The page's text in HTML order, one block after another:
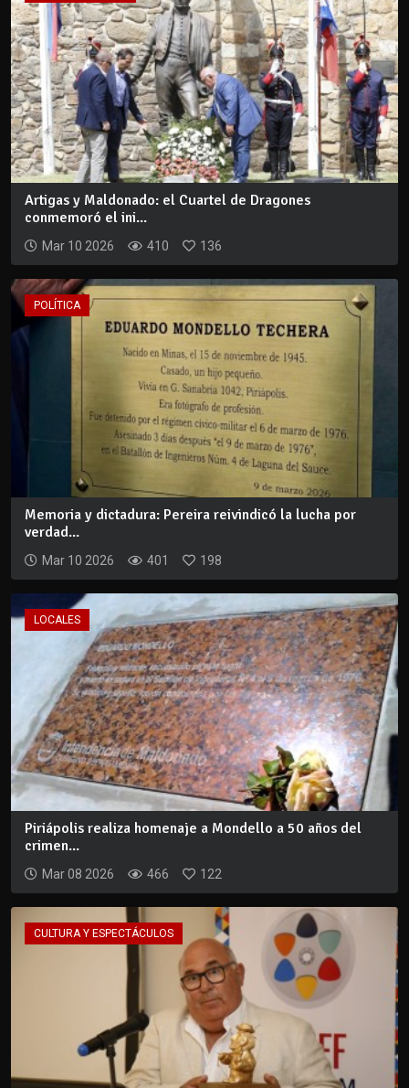
Artigas y Maldonado: el Cuartel de Dragones
conmemoró el ini...
Mar 10 2026 410 136
POLÍTICA
Memoria y dictadura: Pereira reivindicó la lucha por
verdad...
Mar 10 2026 401 198
LOCALES
Piriápolis realiza homenaje a Mondello a 50 años del
crimen...
Mar 08 2026 466 122
CULTURA Y ESPECTÁCULOS